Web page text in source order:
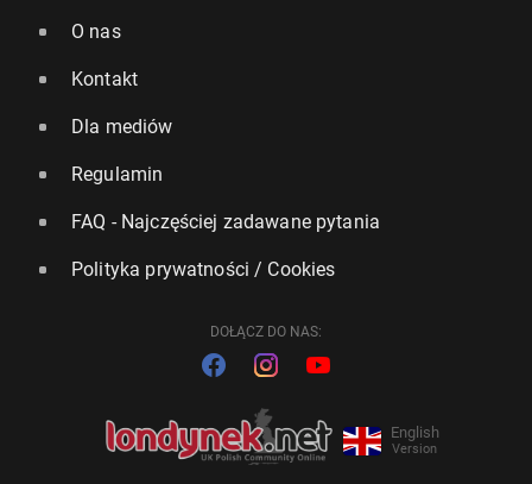
O nas
Kontakt
Dla mediów
Regulamin
FAQ - Najczęściej zadawane pytania
Polityka prywatności / Cookies
DOŁĄCZ DO NAS:
English
Version